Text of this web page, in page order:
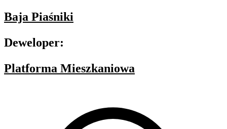
Baja Piaśniki
Deweloper:
Platforma Mieszkaniowa